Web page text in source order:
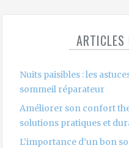
ARTICLES
Nuits paisibles : les
sommeil réparateur
Améliorer son confort
solutions pratiques et
L’importance d’un bon